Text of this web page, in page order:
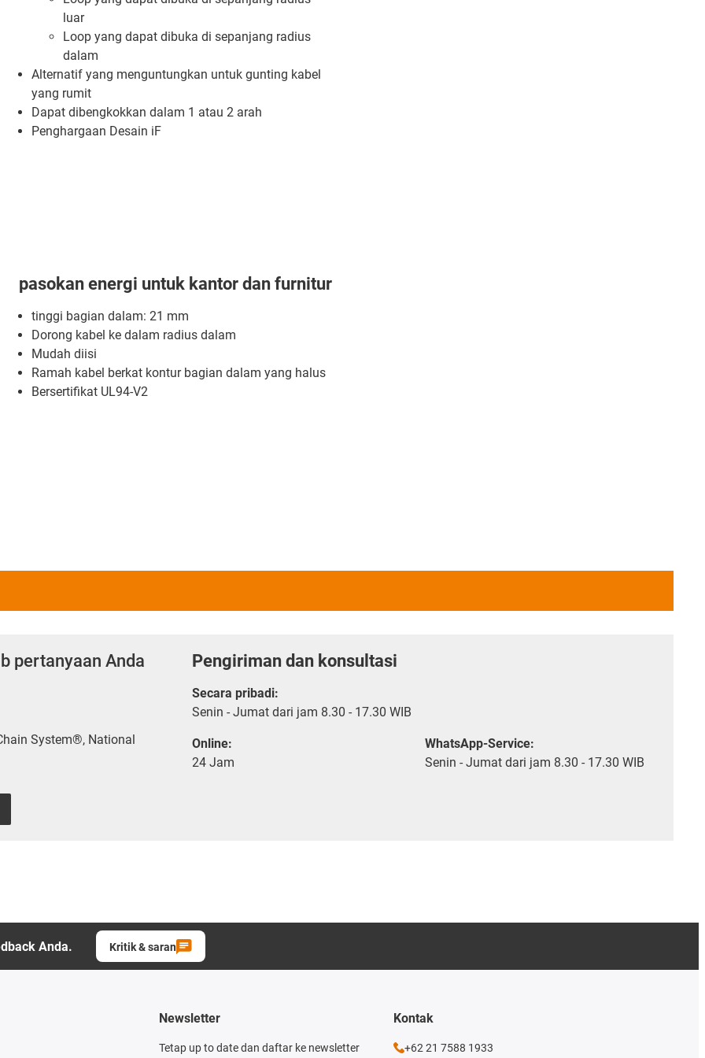
luar
Loop yang dapat dibuka di sepanjang radius
dalam
Alternatif yang menguntungkan untuk gunting kabel
yang rumit
Dapat dibengkokkan dalam 1 atau 2 arah
Penghargaan Desain iF
pasokan energi untuk kantor dan furnitur
tinggi bagian dalam: 21 mm
Dorong kabel ke dalam radius dalam
Mudah diisi
Ramah kabel berkat kontur bagian dalam yang halus
Bersertifikat UL94-V2
pertanyaan Anda
System®, National
Pengiriman dan konsultasi
Secara pribadi:
Senin - Jumat dari jam 8.30 - 17.30 WIB
Online:
24 Jam
WhatsApp-Service:
Senin - Jumat dari jam 8.30 - 17.30 WIB
Anda. Kritik & saran
Newsletter
Tetap up to date dan daftar ke newsletter
Kontak
+62 21 7588 1933